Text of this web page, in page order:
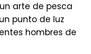
arte de pesca
punto de luz
hombres de